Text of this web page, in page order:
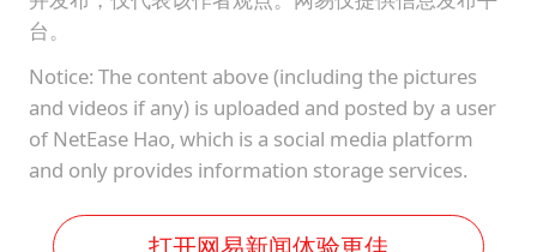
台。
Notice: The content above (including the pictures
and videos if any) is uploaded and posted by a user
of NetEase Hao, which is a social media platform
and only provides information storage services.